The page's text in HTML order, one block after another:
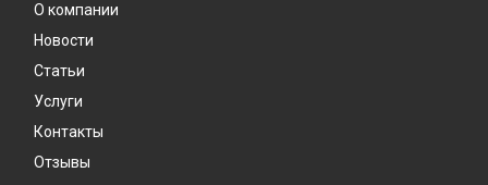
О компании
Новости
Статьи
Услуги
Контакты
Отзывы